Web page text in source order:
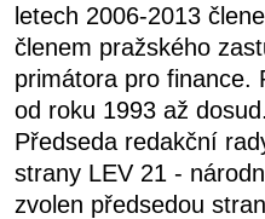
letech 2006-2013
členem pražského
primátora pro finance.
od roku 1993 až
Předseda redakční
strany LEV 21 -
zvolen předsedou